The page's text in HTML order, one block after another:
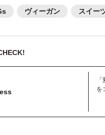
ヴィーガン スイー
を